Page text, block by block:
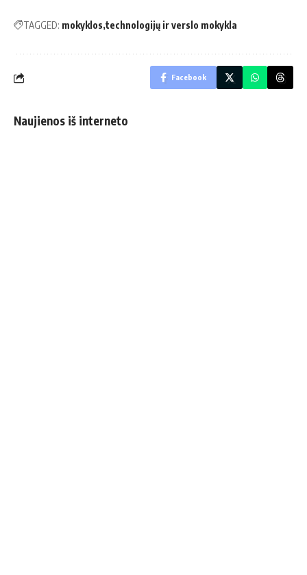
TAGGED: mokyklos technologijų ir verslo mokykla
Facebook
Naujienos iš interneto